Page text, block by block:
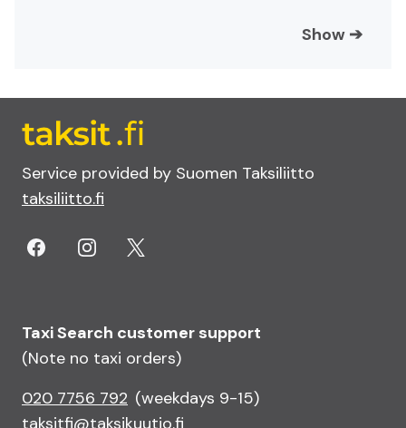
Show ➔
Service provided by Suomen Taksiliitto
taksiliitto.fi
Taxi Search customer support
(Note no taxi orders)
020 7756 792 (weekdays 9-15)
taksitfi@taksikuutio.fi